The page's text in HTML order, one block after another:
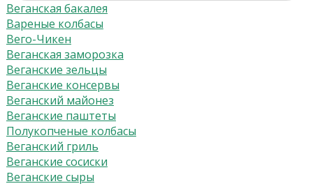
Веганская бакалея
Вареные колбасы
Вего-Чикен
Веганская заморозка
Веганские зельцы
Веганские консервы
Веганский майонез
Веганские паштеты
Полукопченые колбасы
Веганский гриль
Веганские сосиски
Веганские сыры